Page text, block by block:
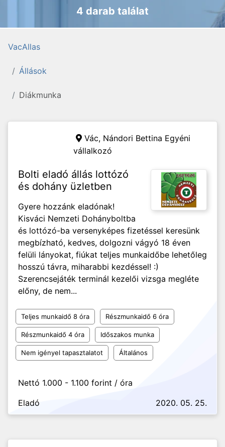
4 darab találat
VacAllas
Állások
Diákmunka
Vác, Nándori Bettina Egyéni
vállalkozó
Bolti eladó állás lottózó
és dohány üzletben
Gyere hozzánk eladónak!
Kisváci Nemzeti Dohányboltba
és lottózó-ba versenyképes fizetéssel keresünk
megbízható, kedves, dolgozni vágyó 18 éven
felüli lányokat, fiúkat teljes munkaidőbe lehetőleg
hosszú távra, miharabbi kezdéssel! :)
Szerencsejáték terminál kezelői vizsga megléte
előny, de nem...
Teljes munkaidő 8 óra Részmunkaidő 6 óra
Részmunkaidő 4 óra Időszakos munka
Nem igényel tapasztalatot Általános
Nettó 1.000 - 1.100 forint / óra
Eladó
2020. 05. 25.